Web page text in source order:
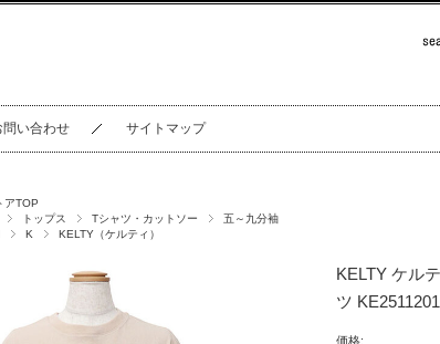
問い合わせ サイトマップ
アTOP
トップス Tシャツ・カットソー
五～九分袖
K KELTY（ケルティ）
KELTY ケル
ツ
価格: